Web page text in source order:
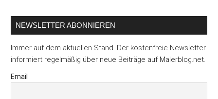
NEWSLETTER ABONNIEREN
Immer auf dem aktuellen Stand. Der kostenfreie Newsletter
informiert regelmäßig über neue Beiträge auf Malerblog.net.
Email